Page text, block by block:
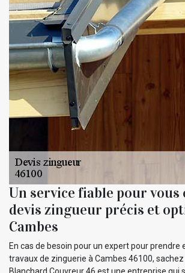
Un service fiable pour
devis zingueur précis et
Cambes
En cas de besoin pour un expert pour prendre
travaux de zinguerie à Cambes 46100,